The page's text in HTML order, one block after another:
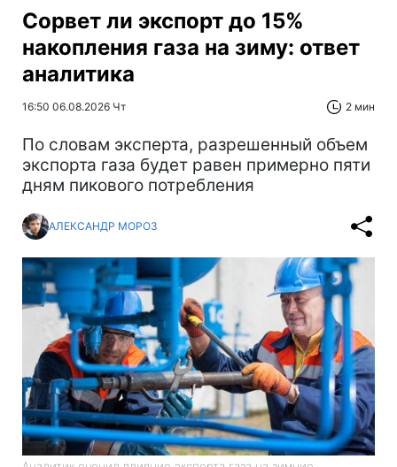
Сорвет ли экспорт до 15%
накопления газа на зиму: ответ
аналитика
16:50 06.08.2026 Чт 2 мин
По словам эксперта, разрешенный объем
экспорта газа будет равен примерно пяти
дням пикового потребления
АЛЕКСАНДР МОРОЗ